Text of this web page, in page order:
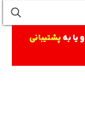
و یا به پشتیبانی